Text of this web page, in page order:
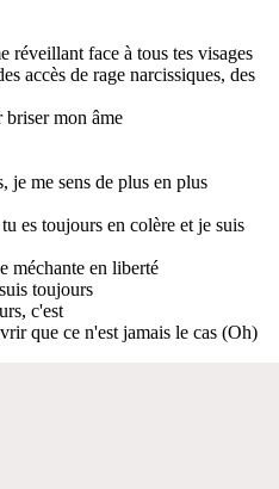
réveillant face à tous tes visages
accès de rage narcissiques, des
briser mon âme
je me sens de plus en plus
es toujours en colère et je suis
méchante en liberté
toujours
c'est
que ce n'est jamais le cas (Oh)